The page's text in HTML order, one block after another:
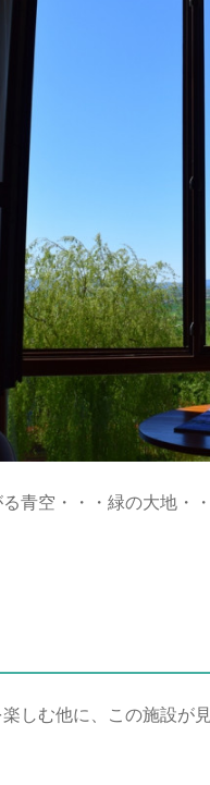
青空・・・緑の大地・
しむ他に、この施設が